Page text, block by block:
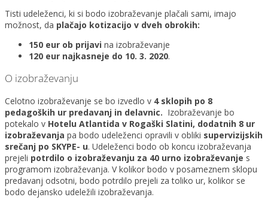
Tisti udeleženci, ki si bodo izobraževanje plačali sami, imajo
možnost, da plačajo kotizacijo v dveh obrokih:
150 eur ob prijavi na izobraževanje
120 eur najkasneje do 10. 3. 2020.
O izobraževanju
Celotno izobraževanje se bo izvedlo v 4 sklopih po 8
pedagoških ur predavanj in delavnic. Izobraževanje bo
potekalo v Hotelu Atlantida v Rogaški Slatini, dodatnih 8 ur
izobraževanja pa bodo udeleženci opravili v obliki supervizijskih
srečanj po SKYPE- u. Udeleženci bodo ob koncu izobraževanja
prejeli potrdilo o izobraževanju za 40 urno izobraževanje s
programom izobraževanja. V kolikor bodo v posameznem sklopu
predavanj odsotni, bodo potrdilo prejeli za toliko ur, kolikor se
bodo dejansko udeležili izobraževanja.